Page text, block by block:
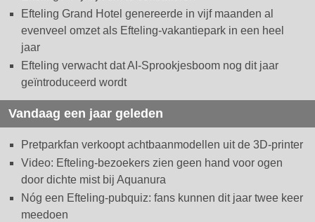
Efteling Grand Hotel genereerde in vijf maanden al
evenveel omzet als Efteling-vakantiepark in een heel
jaar
Efteling verwacht dat AI-Sprookjesboom nog dit jaar
geïntroduceerd wordt
Vandaag een jaar geleden
Pretparkfan verkoopt achtbaanmodellen uit de 3D-printer
Video: Efteling-bezoekers zien geen hand voor ogen
door dichte mist bij Aquanura
Nóg een Efteling-pubquiz: fans kunnen dit jaar twee keer
meedoen